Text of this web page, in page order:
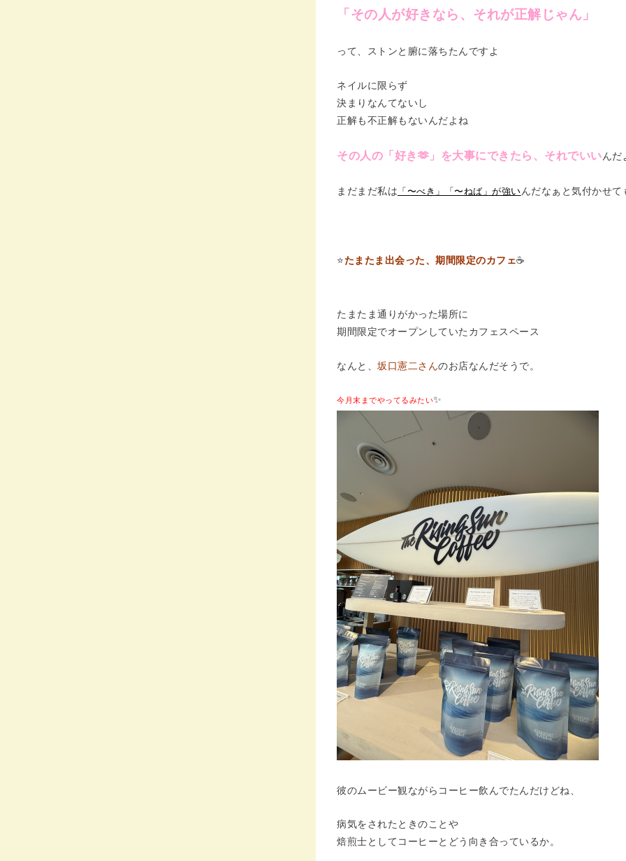
「その人が好きなら、それが正解じゃん」
って、ストンと腑に落ちたんですよ
ネイルに限らず
決まりなんてないし
正解も不正解もないんだよね
その人の「好き🫶」を大事にできたら、それでいいんだ
まだまだ私は 「〜べき」「〜ねば」が強いんだなぁと気付かせ
⭐️たまたま出会った、期間限定のカフェ☕️
たまたま通りがかった場所に
期間限定でオープンしていたカフェスペース
なんと、 坂口憲二さんのお店なんだそうで。
今月末までやってるみたい✨
彼のムービー観ながらコーヒー飲んでたんだけどね、
病気をされたときのことや
焙煎士としてコーヒーとどう向き合っているか。